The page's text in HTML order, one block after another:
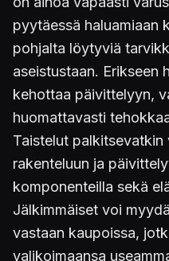
pyytäessä haluamiaan
pohjalta löytyviä
aseistustaan. Erikseen
kehottaa päivittelyyn,
huomattavasti
Taistelut
rakenteluun ja
komponenteilla sekä
Jälkimmäiset voi
vastaan kaupoissa,
valikoimaansa